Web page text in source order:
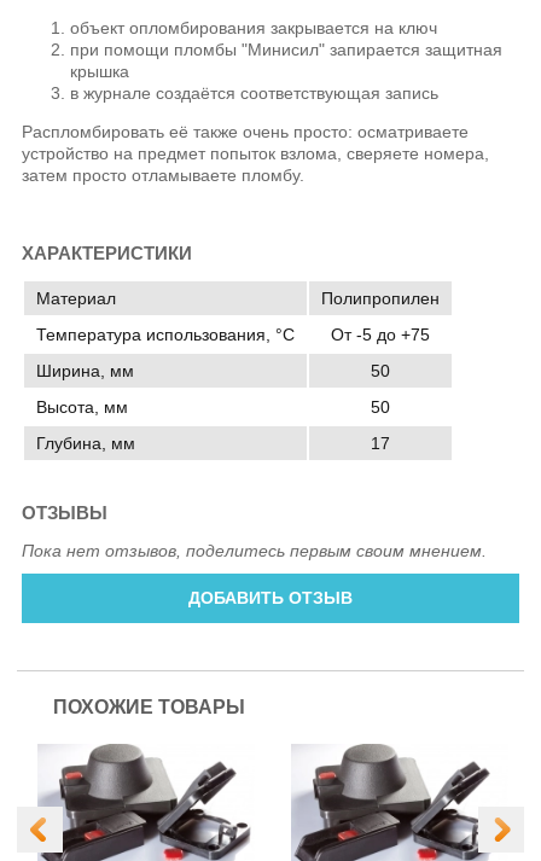
объект опломбирования закрывается на ключ
при помощи пломбы "Минисил" запирается защитная
крышка
в журнале создаётся соответствующая запись
Распломбировать её также очень просто: осматриваете
устройство на предмет попыток взлома, сверяете номера,
затем просто отламываете пломбу.
ХАРАКТЕРИСТИКИ
Материал
Полипропилен
Температура использования, °C
От -5 до +75
Ширина, мм
50
Высота, мм
50
Глубина, мм
17
ОТЗЫВЫ
Пока нет отзывов, поделитесь первым своим мнением.
ДОБАВИТЬ ОТЗЫВ
ПОХОЖИЕ ТОВАРЫ